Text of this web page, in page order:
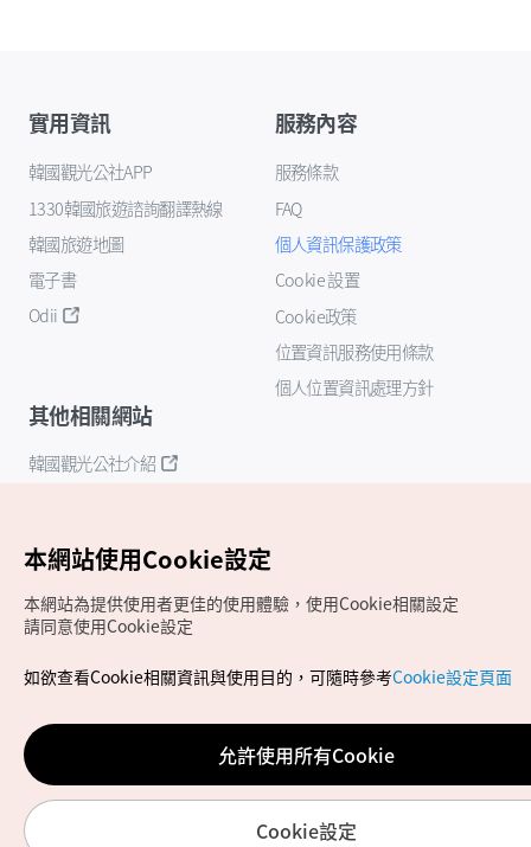
實用資訊
韓國觀光公社APP
1330韓國旅遊諮詢翻譯熱線
韓國旅遊地圖
電子書
Odii
服務內容
服務條款
FAQ
個人資訊保護政策
Cookie 設置
Cookie政策
位置資訊服務使用條款
個人位置資訊處理方針
其他相關網站
韓國觀光公社介紹
Copyrights (c) 韓國觀光公社版權所有
如有相關疑問或建議，歡迎來信至官方信箱
chinese_big5@knto.or.kr
本網站使用Cookie設定
本網站為提供使用者更佳的使用體驗，使用Cookie相關設定
請同意使用Cookie設定
如欲查看Cookie相關資訊與使用目的，可隨時參考Cookie設定頁面
允許使用所有Cookie
Cookie設定